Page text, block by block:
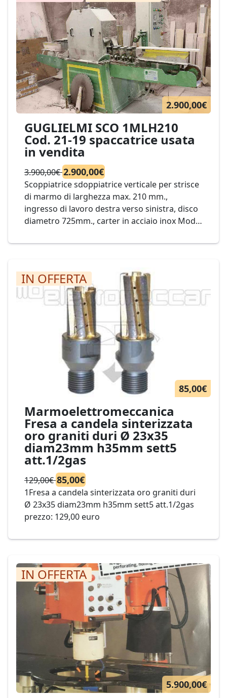
numero e caratteristiche degli utensili
impiegati simultaneamente in funzione del
grado di finitura e del livello di produzione
richieste.Un ponte indipendente per lo
spostamento verticale della slitta di
scorrimento destra-sinistra del gruppo di
lavoro consente un ampio campo di lavoro e
spessore. Mod. CORTAN
2.900,00€
GUGLIELMI SCO 1MLH210
Cod. 21-19 spaccatrice usata
in vendita
3.900,00€2.900,00€
Scoppiatrice sdoppiatrice verticale per strisce
di marmo di larghezza max. 210 mm.,
ingresso di lavoro destra verso sinistra, disco
diametro 725mm., carter in acciaio inox Mod.
IN OFFERTA
85,00€
Marmoelettromeccanica
Fresa a candela sinterizzata
oro graniti duri Ø 23x35
diam23mm h35mm sett5
att.1/2gas
129,00€85,00€
1Fresa a candela sinterizzata oro graniti duri
Ø 23x35 diam23mm h35mm sett5 att.1/2gas
prezzo: 129,00 euro
IN OFFERTA
5.900,00€